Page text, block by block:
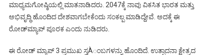
ಮಾಧ್ಯಮಗೋಷ್ಠಿಯಲ್ಲಿ ಮಾತನಾಡಿದರು. 2047ಕ್ಕೆ ನಾವು ವಿಕಸಿತ ಭಾರತ ಮತ್ತು
ಅಭಿವೃದ್ಧಿ ಹೊಂದಿದ ದೇಶವಾಗಬೇಕೆಂದು ಸಂಕಲ್ಪ ಮಾಡಿದ್ದೇವೆ. ಅದಕ್ಕೆ ಈ
ರೋಡ್‍ಮ್ಯಾಪ್ ಪೂರಕ ಎಂದು ನುಡಿದರು.
ಈ ರೋಡ್ ಮ್ಯಾಪ್ 3 ಪ್ರಮುಖ ಸ್ತÀಂಬಗಳನ್ನು ಹೊಂದಿದೆ. ಉತ್ಪಾದನಾ ಕ್ಷೇತ್ರದ